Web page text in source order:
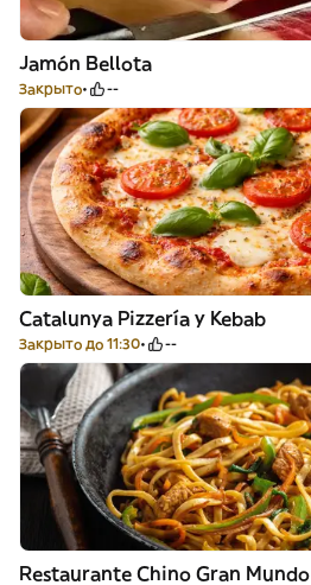
Jamón Bellota
Закрыто --
Catalunya Pizzería y Kebab
Закрыто до 11:30 --
Restaurante Chino Gran Mundo